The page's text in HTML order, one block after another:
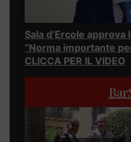
Sala d’Ercole
“Norma importante
CLICCA PER IL VIDEO